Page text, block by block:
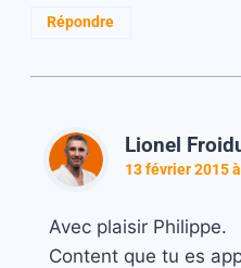
Répondre
Lionel
13 février 2015
Avec plaisir Philippe.
Content que tu es